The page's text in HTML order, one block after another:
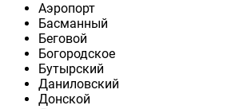
Аэропорт
Басманный
Беговой
Богородское
Бутырский
Даниловский
Донской